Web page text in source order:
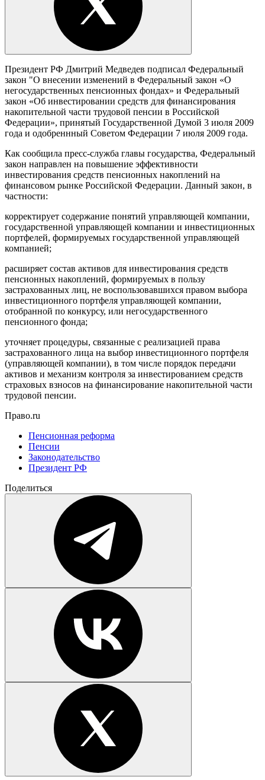
Президент РФ Дмитрий Медведев подписал Федеральный
закон "О внесении изменений в Федеральный закон «О
негосударственных пенсионных фондах» и Федеральный
закон «Об инвестировании средств для финансирования
накопительной части трудовой пенсии в Российской
Федерации», принятый Государственной Думой 3 июля 2009
года и одобреннный Советом Федерации 7 июля 2009 года.
Как сообщила пресс-служба главы государства, Федеральный
закон направлен на повышение эффективности
инвестирования средств пенсионных накоплений на
финансовом рынке Российской Федерации. Данный закон, в
частности:
корректирует содержание понятий управляющей компании,
государственной управляющей компании и инвестиционных
портфелей, формируемых государственной управляющей
компанией;
расширяет состав активов для инвестирования средств
пенсионных накоплений, формируемых в пользу
застрахованных лиц, не воспользовавшихся правом выбора
инвестиционного портфеля управляющей компании,
отобранной по конкурсу, или негосударственного
пенсионного фонда;
уточняет процедуры, связанные с реализацией права
застрахованного лица на выбор инвестиционного портфеля
(управляющей компании), в том числе порядок передачи
активов и механизм контроля за инвестированием средств
страховых взносов на финансирование накопительной части
трудовой пенсии.
Право.ru
Пенсионная реформа
Пенсии
Законодательство
Президент РФ
Поделиться